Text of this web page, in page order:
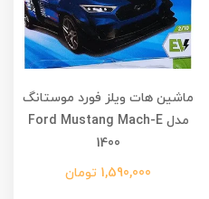
ماشین هات ویلز فورد موستانگ
مدل Ford Mustang Mach-E
1400
1,590,000 تومان